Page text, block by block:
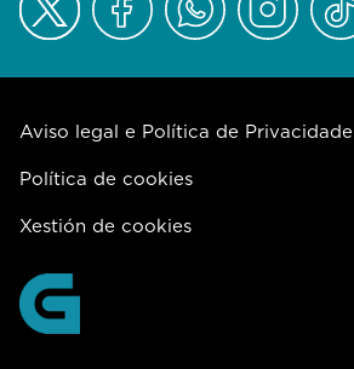
Aviso legal e Política de Privacidade
Política de cookies
Xestión de cookies